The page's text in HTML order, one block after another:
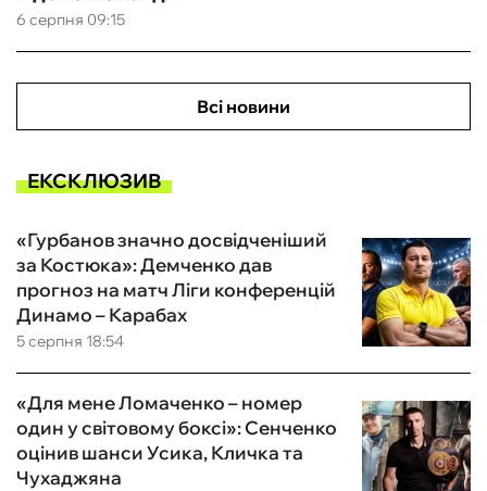
6 серпня 09:15
Всі новини
ЕКСКЛЮЗИВ
5 серпня 18:54
«Гурбанов значно досвідченіший
за Костюка»: Демченко дав
прогноз на матч Ліги конференцій
Динамо – Карабах
«Для мене Ломаченко – номер
один у світовому боксі»: Сенченко
оцінив шанси Усика, Кличка та
Чухаджяна